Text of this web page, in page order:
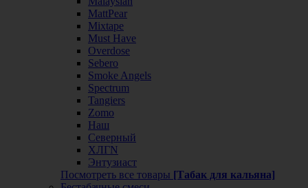
MattPear
Mixtape
Must Have
Overdose
Sebero
Smoke Angels
Spectrum
Tangiers
Zomo
Наш
Северный
ХЛГN
Энтузиаст
Посмотреть все товары [Табак для кальяна]